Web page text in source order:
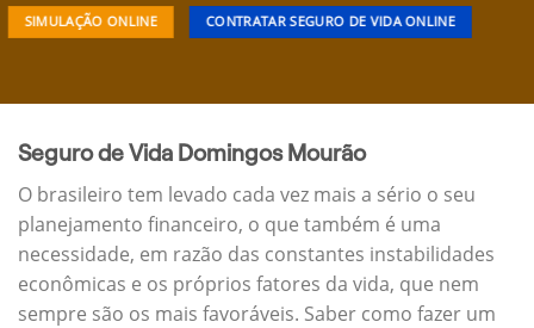
SIMULAÇÃO ONLINE CONTRATAR SEGURO DE VIDA ONLINE
Seguro de Vida Domingos Mourão
O brasileiro tem levado cada vez mais a sério o seu
planejamento financeiro, o que também é uma
necessidade, em razão das constantes instabilidades
econômicas e os próprios fatores da vida, que nem
sempre são os mais favoráveis. Saber como fazer um